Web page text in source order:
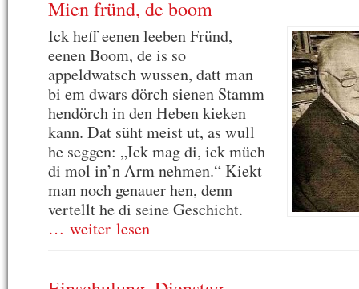
Mien fründ, de boom
Ick heff eenen leeben Fründ,
eenen Boom, de is so
appeldwatsch wussen, datt man
bi em dwars dörch sienen Stamm
hendörch in den Heben kieken
kann. Dat süht meist ut, as wull
he seggen: „Ick mag di, ick müch
di mol in’n Arm nehmen.“ Kiekt
man noch genauer hen, denn
vertellt he di seine Geschicht.
… weiter lesen